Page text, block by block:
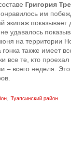
Григория
им
показывает
удавалось
на территории
также имеет
все те, кто
– всего неделя.
Туапсинский район